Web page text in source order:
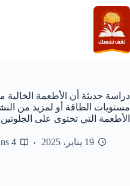
التجاوز
إلى
المحتوى
دراسة حديثة أن الأطعمة الخالية
مستويات الطاقة أو لمزيد من
الأطعمة التي تحتوى على الجلوتين
19 يناير، 2025 4 mins